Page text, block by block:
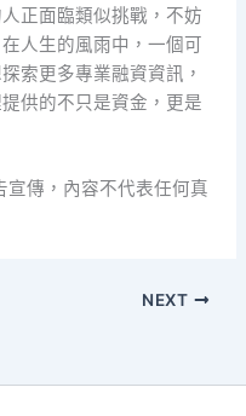
正面臨類似挑戰，不妨
人生的風雨中，一個可
索更多專業融資資訊，
提供的不只是資金，更是
宣傳，內容不代表任何真
NEXT